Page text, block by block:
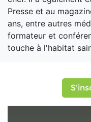
Presse et au
ans, entre autres
formateur et
touche à l'habitat